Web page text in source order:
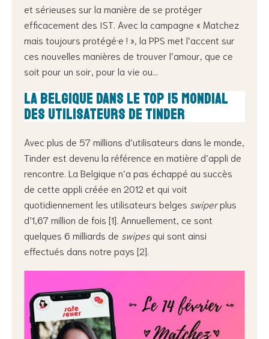
et sérieuses sur la manière de se protéger
efficacement des IST. Avec la campagne « Matchez
mais toujours protégé·e ! », la PPS met l’accent sur
ces nouvelles manières de trouver l’amour, que ce
soit pour un soir, pour la vie ou…
La Belgique dans le Top 15 mondial
des utilisateurs de Tinder
Avec plus de 57 millions d’utilisateurs dans le monde,
Tinder est devenu la référence en matière d’appli de
rencontre. La Belgique n’a pas échappé au succès
de cette appli créée en 2012 et qui voit
quotidiennement les utilisateurs belges swiperplus
d’1,67 million de fois [1]. Annuellement, ce sont
quelques 6 milliards de swipes qui sont ainsi
effectués dans notre pays [2].